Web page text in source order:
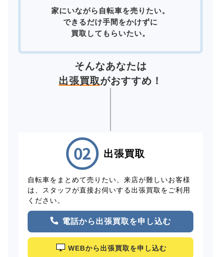
家にいながら自転車を売りたい。
できるだけ手間をかけずに
買取してもらいたい。
そんなあなたは
出張買取がおすすめ！
出張買取
自転車をまとめて売りたい、来店が難しいお客様
は、スタッフが直接お伺いする出張買取をご利用
ください。
電話から出張買取を申し込む
WEBから出張買取を申し込む